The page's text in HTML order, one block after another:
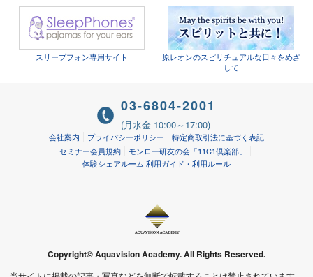
スリープフォン専用サイト
原レオンのスピリチュアルな日々をめざ
して
会社案内 プライバシーポリシー
特定商取引法に基づく表記
セミナー会員規約
モンロー研友の会「11C1倶楽部」
体験シェアルーム 利用ガイド・利用ルール
03-6804-2001
(月水金 10:00～17:00)
Copyright© Aquavision Academy. All Rights Reserved.